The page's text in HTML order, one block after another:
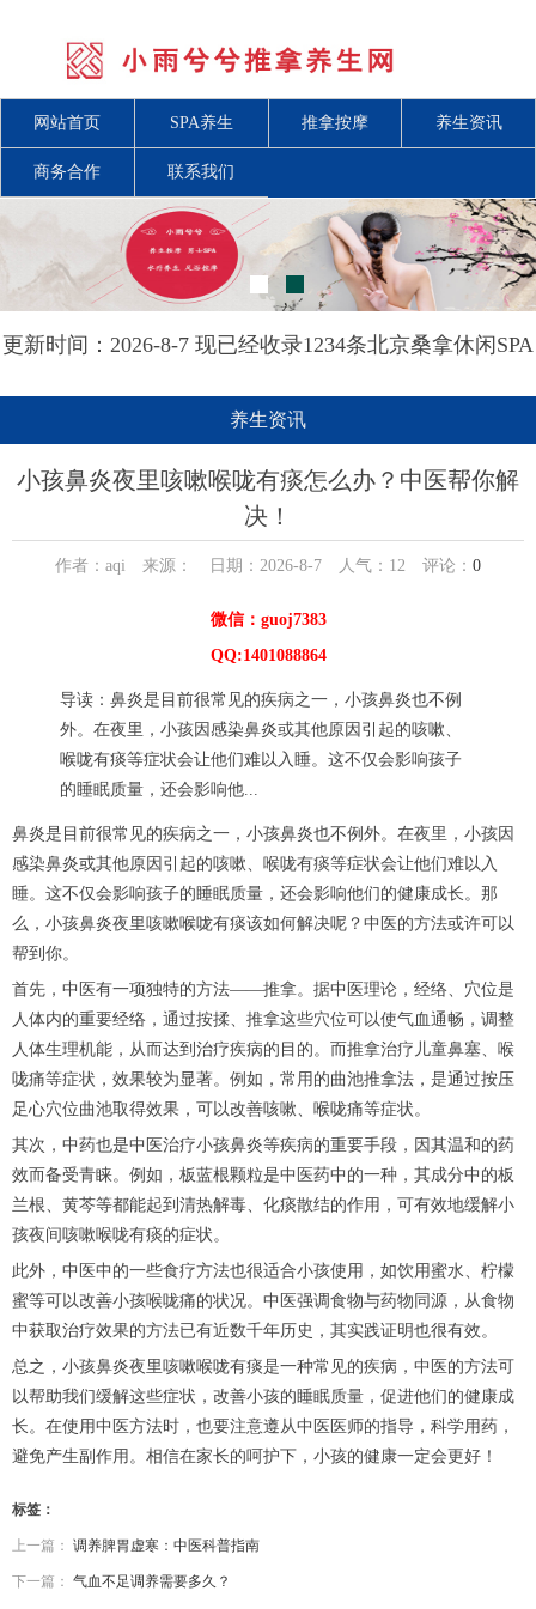
网站首页 SPA养生 推拿按摩 养生资讯
商务合作 联系我们
更新时间：2026-8-7 现已经收录1234条北京桑拿休闲SPA
养生资讯
小孩鼻炎夜里咳嗽喉咙有痰怎么办？中医帮你解
决！
作者：aqi 来源： 日期：2026-8-7 人气： 12 评论： 0
微信：guoj7383
QQ:1401088864
导读：鼻炎是目前很常见的疾病之一，小孩鼻炎也不例
外。在夜里，小孩因感染鼻炎或其他原因引起的咳嗽、
喉咙有痰等症状会让他们难以入睡。这不仅会影响孩子
的睡眠质量，还会影响他...
鼻炎是目前很常见的疾病之一，小孩鼻炎也不例外。在夜里，小孩因
感染鼻炎或其他原因引起的咳嗽、喉咙有痰等症状会让他们难以入
睡。这不仅会影响孩子的睡眠质量，还会影响他们的健康成长。那
么，小孩鼻炎夜里咳嗽喉咙有痰该如何解决呢？中医的方法或许可以
帮到你。
首先，中医有一项独特的方法——推拿。据中医理论，经络、穴位是
人体内的重要经络，通过按揉、推拿这些穴位可以使气血通畅，调整
人体生理机能，从而达到治疗疾病的目的。而推拿治疗儿童鼻塞、喉
咙痛等症状，效果较为显著。例如，常用的曲池推拿法，是通过按压
足心穴位曲池取得效果，可以改善咳嗽、喉咙痛等症状。
其次，中药也是中医治疗小孩鼻炎等疾病的重要手段，因其温和的药
效而备受青睐。例如，板蓝根颗粒是中医药中的一种，其成分中的板
兰根、黄芩等都能起到清热解毒、化痰散结的作用，可有效地缓解小
孩夜间咳嗽喉咙有痰的症状。
此外，中医中的一些食疗方法也很适合小孩使用，如饮用蜜水、柠檬
蜜等可以改善小孩喉咙痛的状况。中医强调食物与药物同源，从食物
中获取治疗效果的方法已有近数千年历史，其实践证明也很有效。
总之，小孩鼻炎夜里咳嗽喉咙有痰是一种常见的疾病，中医的方法可
以帮助我们缓解这些症状，改善小孩的睡眠质量，促进他们的健康成
长。在使用中医方法时，也要注意遵从中医医师的指导，科学用药，
避免产生副作用。相信在家长的呵护下，小孩的健康一定会更好！
标签：
上一篇： 调养脾胃虚寒：中医科普指南
下一篇： 气血不足调养需要多久？